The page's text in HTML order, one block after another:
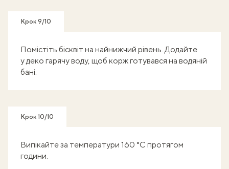
Крок 9/10
Помістіть бісквіт на найнижчий рівень. Додайте
у деко гарячу воду, щоб корж готувався на водяній
бані.
Крок 10/10
Випікайте за температури 160 °C протягом
години.